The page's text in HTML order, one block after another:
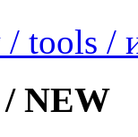
/ tools /
NEW